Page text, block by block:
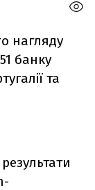
нагляду
банку
та